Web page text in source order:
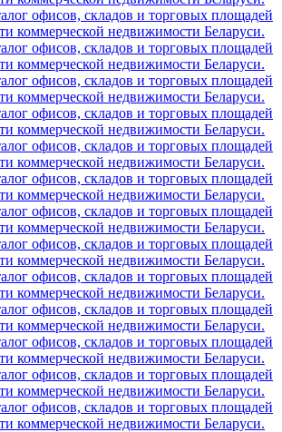
офисов, складов и торговых площадей
коммерческой недвижимости Беларуси.
офисов, складов и торговых площадей
коммерческой недвижимости Беларуси.
офисов, складов и торговых площадей
коммерческой недвижимости Беларуси.
офисов, складов и торговых площадей
коммерческой недвижимости Беларуси.
офисов, складов и торговых площадей
коммерческой недвижимости Беларуси.
офисов, складов и торговых площадей
коммерческой недвижимости Беларуси.
офисов, складов и торговых площадей
коммерческой недвижимости Беларуси.
офисов, складов и торговых площадей
коммерческой недвижимости Беларуси.
офисов, складов и торговых площадей
коммерческой недвижимости Беларуси.
офисов, складов и торговых площадей
коммерческой недвижимости Беларуси.
офисов, складов и торговых площадей
коммерческой недвижимости Беларуси.
офисов, складов и торговых площадей
коммерческой недвижимости Беларуси.
офисов, складов и торговых площадей
коммерческой недвижимости Беларуси.